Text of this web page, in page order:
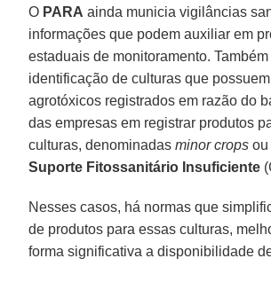
O PARA ainda municia vigilâncias
informações que podem auxiliar em
estaduais de monitoramento.
identificação de culturas que
agrotóxicos registrados em razão do
das empresas em registrar produtos
culturas, denominadasminor crops
Suporte Fitossanitário Insuficiente
Nesses casos, há normas que
de produtos para essas culturas,
forma significativa a disponibilidade